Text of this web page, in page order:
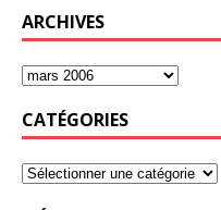
ARCHIVES
CATÉGORIES